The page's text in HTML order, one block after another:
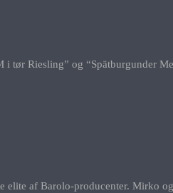
tør Riesling” og “Spätburgunder
af Barolo-producenter. Mirko